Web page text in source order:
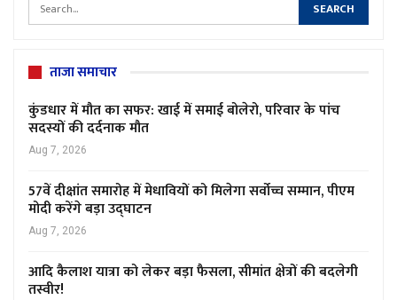
ताजा समाचार
कुंडधार में मौत का सफर: खाई में समाई बोलेरो, परिवार के पांच
सदस्यों की दर्दनाक मौत
Aug 7, 2026
57वें दीक्षांत समारोह में मेधावियों को मिलेगा सर्वोच्च सम्मान, पीएम
मोदी करेंगे बड़ा उद्घाटन
Aug 7, 2026
आदि कैलाश यात्रा को लेकर बड़ा फैसला, सीमांत क्षेत्रों की बदलेगी
तस्वीर!